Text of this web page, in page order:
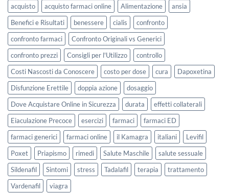
acquisto acquisto farmaci online Alimentazione
ansia
Benefici e Risultati
benessere cialis
confronto
confronto farmaci
Confronto Originali vs Generici
confronto prezzi
Consigli per l'Utilizzo
controllo
Costi Nascosti da Conoscere
costo per dose cura
Dapoxetina
Disfunzione Erettile
doppia azione
dosaggio
Dove Acquistare Online in Sicurezza
durata
effetti collaterali
Eiaculazione Precoce
esercizi farmaci
farmaci ED
farmaci generici
farmaci online il Kamagra italiani
Levifil
Poxet
Priapismo rimedi Salute Maschile
salute sessuale
Sildenafil
Sintomi stress Tadalafil terapia
trattamento
Vardenafil
viagra